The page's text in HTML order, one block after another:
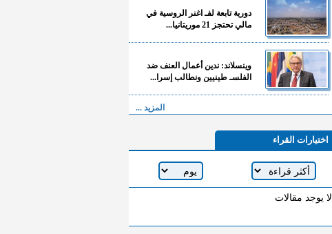
دورية تابعة لفـ اغنر الروسية في
مالي تحتجز 21 موريتانيا...
وينسلاند: ندين أعمال العنف ضد
الفلسـ طينيين ونطالب إسرا...
المزيد ...
اختيارات القراء
لا يوجد مقالات